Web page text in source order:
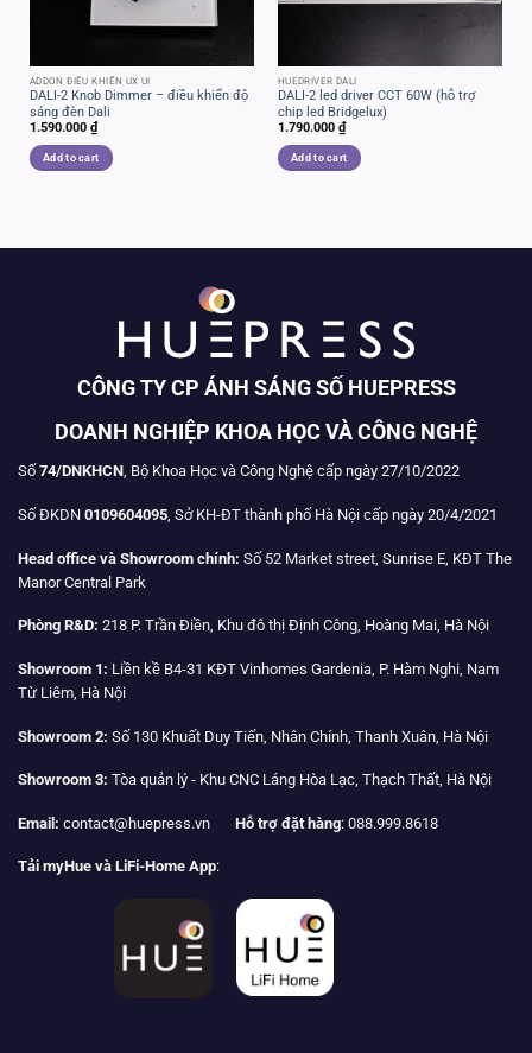
ADDON ĐIỀU KHIỂN UX UI
DALI-2 Knob Dimmer – điều khiển độ
sáng đèn Dali
1.590.000 ₫
Add to cart
HUEDRIVER DALI
DALI-2 led driver CCT 60W (hỗ trợ
chip led Bridgelux)
1.790.000 ₫
Add to cart
CÔNG TY CP ÁNH SÁNG SỐ HUEPRESS
DOANH NGHIỆP KHOA HỌC VÀ CÔNG NGHỆ
Số 74/DNKHCN, Bộ Khoa Học và Công Nghệ cấp ngày 27/10/2022
Số ĐKDN 0109604095, Sở KH-ĐT thành phố Hà Nội cấp ngày 20/4/2021
Head office và Showroom chính: Số 52 Market street, Sunrise E, KĐT The
Manor Central Park
Phòng R&D: 218 P. Trần Điền, Khu đô thị Định Công, Hoàng Mai, Hà Nội
Showroom 1: Liền kề B4-31 KĐT Vinhomes Gardenia, P. Hàm Nghi, Nam
Từ Liêm, Hà Nội
Showroom 2: Số 130 Khuất Duy Tiến, Nhân Chính, Thanh Xuân, Hà Nội
Showroom 3: Tòa quản lý - Khu CNC Láng Hòa Lạc, Thạch Thất, Hà Nội
Email: contact@huepress.vn Hỗ trợ đặt hàng: 088.999.8618
Tải myHue và LiFi-Home App: